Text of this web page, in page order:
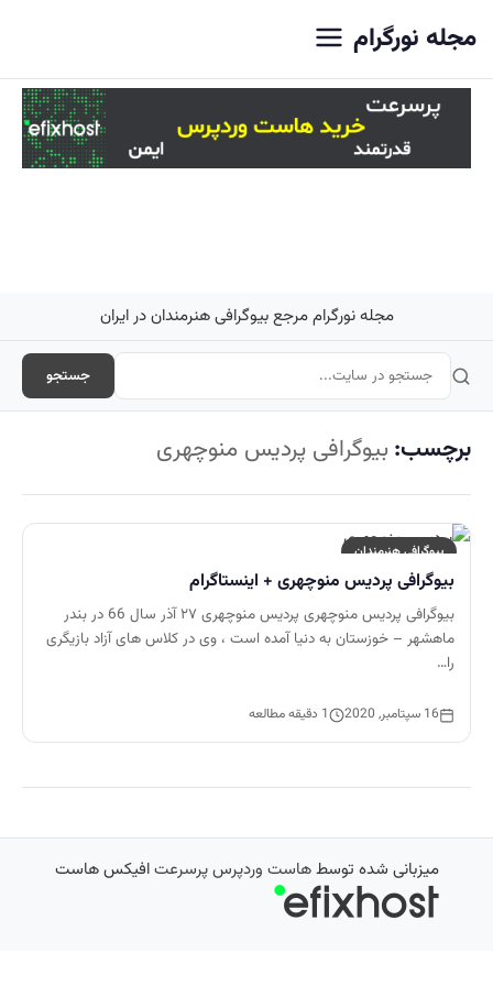
مجله نورگرام
مجله نورگرام مرجع بیوگرافی هنرمندان در ایران
جستجو
برچسب: بیوگرافی پردیس منوچهری
بیوگرافی هنرمندان
بیوگرافی پردیس منوچهری + اینستاگرام
بیوگرافی پردیس منوچهری پردیس منوچهری ۲۷ آذر سال 66 در بندر
ماهشهر – خوزستان به دنیا آمده است ، وی در کلاس های آزاد بازیگری
را…
16 سپتامبر, 2020 1 دقیقه مطالعه
میزبانی شده توسطهاست وردپرس پرسرعتافیکس هاست